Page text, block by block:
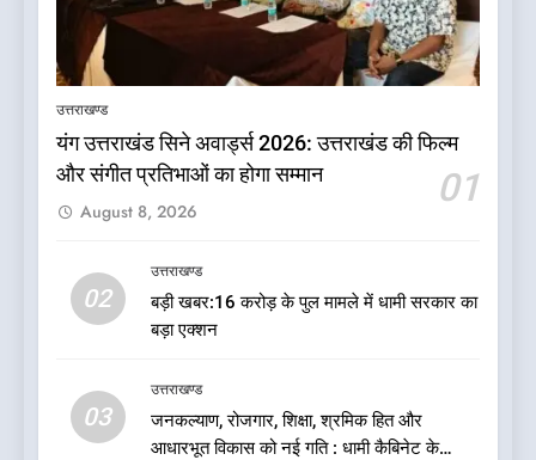
उत्तराखण्ड
यंग उत्तराखंड सिने अवार्ड्स 2026: उत्तराखंड की फिल्म
और संगीत प्रतिभाओं का होगा सम्मान
01
August 8, 2026
02
उत्तराखण्ड
बड़ी खबर:16 करोड़ के पुल मामले में धामी सरकार का
बड़ा एक्शन
03
उत्तराखण्ड
जनकल्याण, रोजगार, शिक्षा, श्रमिक हित और
आधारभूत विकास को नई गति : धामी कैबिनेट के
दुखद खबर:उत्तराखंड में मौत की खाई
में समाया पूरा परिवार, पांच की दर्दनाक
6
गोदियाल की टीम घोषित
उत्तराखण्ड